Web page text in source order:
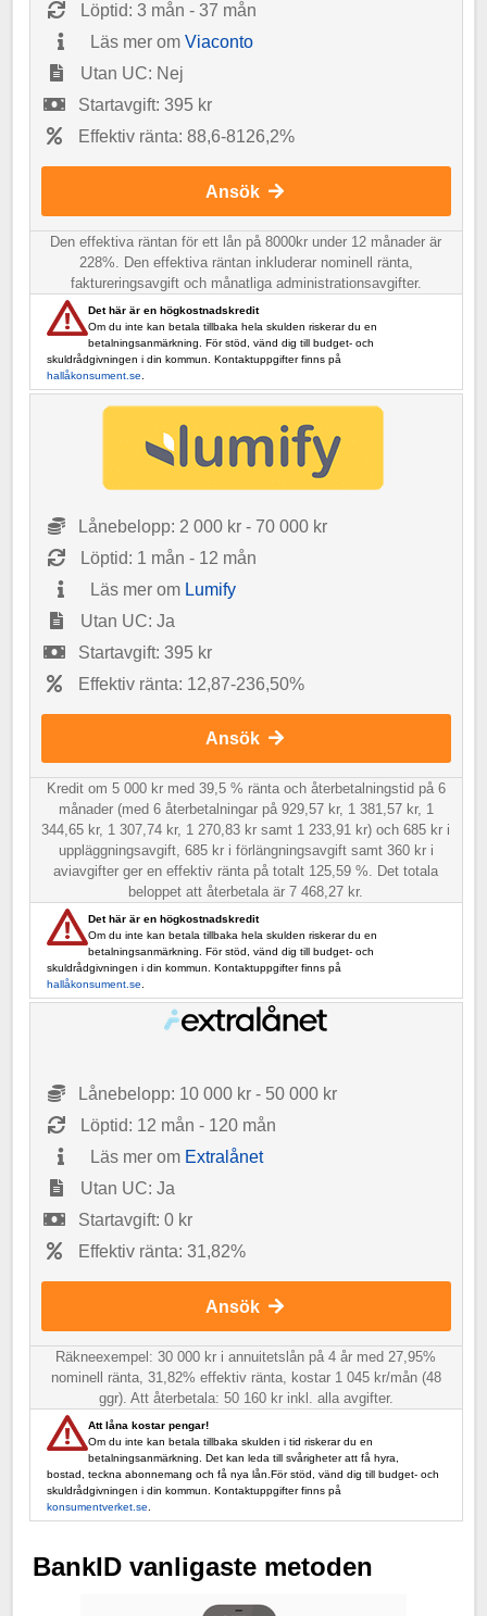
Löptid: 3 mån - 37 mån
Läs mer om Viaconto
Utan UC: Nej
Startavgift: 395 kr
Effektiv ränta: 88,6-8126,2%
Ansök
Den effektiva räntan för ett lån på 8000kr under 12 månader är
228%. Den effektiva räntan inkluderar nominell ränta,
faktureringsavgift och månatliga administrationsavgifter.
Det här är en högkostnadskredit
Om du inte kan betala tillbaka hela skulden riskerar du en
betalningsanmärkning. För stöd, vänd dig till budget- och
skuldrådgivningen i din kommun. Kontaktuppgifter finns på
hallåkonsument.se
Lånebelopp: 2 000 kr - 70 000 kr
Löptid: 1 mån - 12 mån
Läs mer om Lumify
Utan UC: Ja
Startavgift: 395 kr
Effektiv ränta: 12,87-236,50%
Ansök
Kredit om 5 000 kr med 39,5 % ränta och återbetalningstid på 6
månader (med 6 återbetalningar på 929,57 kr, 1 381,57 kr, 1
344,65 kr, 1 307,74 kr, 1 270,83 kr samt 1 233,91 kr) och 685 kr i
uppläggningsavgift, 685 kr i förlängningsavgift samt 360 kr i
aviavgifter ger en effektiv ränta på totalt 125,59 %. Det totala
beloppet att återbetala är 7 468,27 kr.
Det här är en högkostnadskredit
Om du inte kan betala tillbaka hela skulden riskerar du en
betalningsanmärkning. För stöd, vänd dig till budget- och
skuldrådgivningen i din kommun. Kontaktuppgifter finns på
hallåkonsument.se.
Lånebelopp: 10 000 kr - 50 000 kr
Löptid: 12 mån - 120 mån
Läs mer om Extralånet
Utan UC: Ja
Startavgift: 0 kr
Effektiv ränta: 31,82%
Ansök
Räkneexempel: 30 000 kr i annuitetslån på 4 år med 27,95%
nominell ränta, 31,82% effektiv ränta, kostar 1 045 kr/mån (48
ggr). Att återbetala: 50 160 kr inkl. alla avgifter.
Att låna kostar pengar!
Om du inte kan betala tillbaka skulden i tid riskerar du en
betalningsanmärkning. Det kan leda till svårigheter att få hyra,
bostad, teckna abonnemang och få nya lån.För stöd, vänd dig till budget- och
skuldrådgivningen i din kommun. Kontaktuppgifter finns på
konsumentverket.se
BankID vanligaste metoden